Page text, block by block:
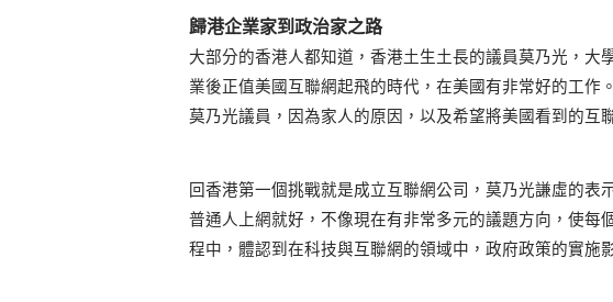
歸港企業家到政治家之路
大部分的香港人都知道，香港土生土長的議員莫乃光，
業後正值美國互聯網起飛的時代，在美國有非常好的工
莫乃光議員，因為家人的原因，以及希望將美國看到的互
回香港第一個挑戰就是成立互聯網公司，莫乃光謙虛的
普通人上網就好，不像現在有非常多元的議題方向，使每
程中，體認到在科技與互聯網的領域中，政府政策的實施